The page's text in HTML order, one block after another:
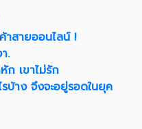
สายออนไลน์ !
.
ก เขาไม่รัก
บ้าง จึงจะอยู่รอดในยุค